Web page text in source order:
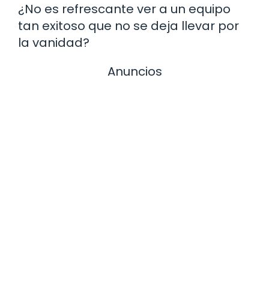
¿No es refrescante ver a un equipo
tan exitoso que no se deja llevar por
la vanidad?
Anuncios